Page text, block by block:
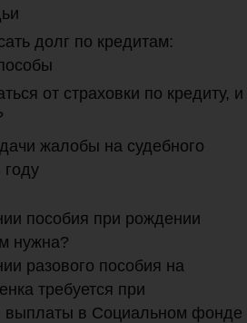
долг по кредитам:
от страховки по кредиту, и
жалобы на судебного
году
пособия при рождении
нужна?
разового пособия на
требуется при
выплаты в Социальном фонде